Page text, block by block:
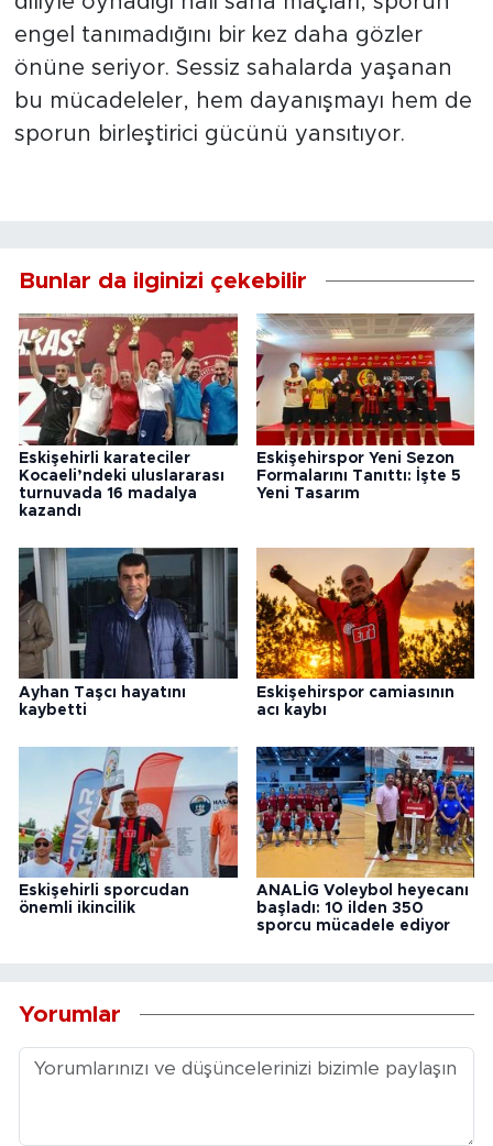
engel tanımadığını bir kez daha gözler
önüne seriyor. Sessiz sahalarda yaşanan
bu mücadeleler, hem dayanışmayı hem de
sporun birleştirici gücünü yansıtıyor.
Bunlar da ilginizi çekebilir
Eskişehirli karateciler
Kocaeli’ndeki uluslararası
turnuvada 16 madalya
kazandı
Eskişehirspor Yeni Sezon
Formalarını Tanıttı: İşte 5
Yeni Tasarım
Ayhan Taşcı hayatını
kaybetti
Eskişehirspor camiasının
acı kaybı
Eskişehirli sporcudan
önemli ikincilik
ANALİG Voleybol heyecanı
başladı: 10 ilden 350
sporcu mücadele ediyor
Yorumlar